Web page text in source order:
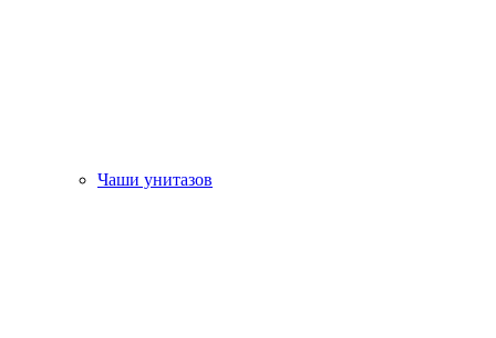
Чаши унитазов